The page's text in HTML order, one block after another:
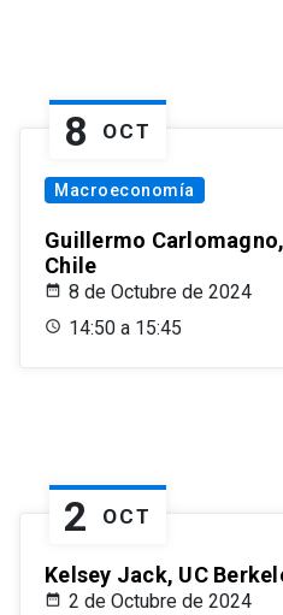
8 OCT
Macroeconomía
Guillermo
Chile
8 de Octubre de 2024
14:50 a 15:45
2 OCT
Kelsey Jack, UC
2 de Octubre de 2024